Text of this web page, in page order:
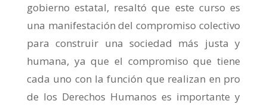
gobierno estatal, resaltó que este curso es
una manifestación del compromiso colectivo
para construir una sociedad más justa y
humana, ya que el compromiso que tiene
cada uno con la función que realizan en pro
de los Derechos Humanos es importante y